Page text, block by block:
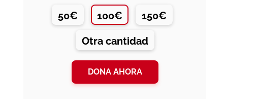
50€ 100€ 150€
Otra cantidad
DONA AHORA